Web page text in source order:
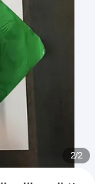
2
/
2